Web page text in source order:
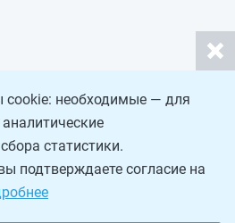
необходимые — для
статистики.
подтверждаете согласие на